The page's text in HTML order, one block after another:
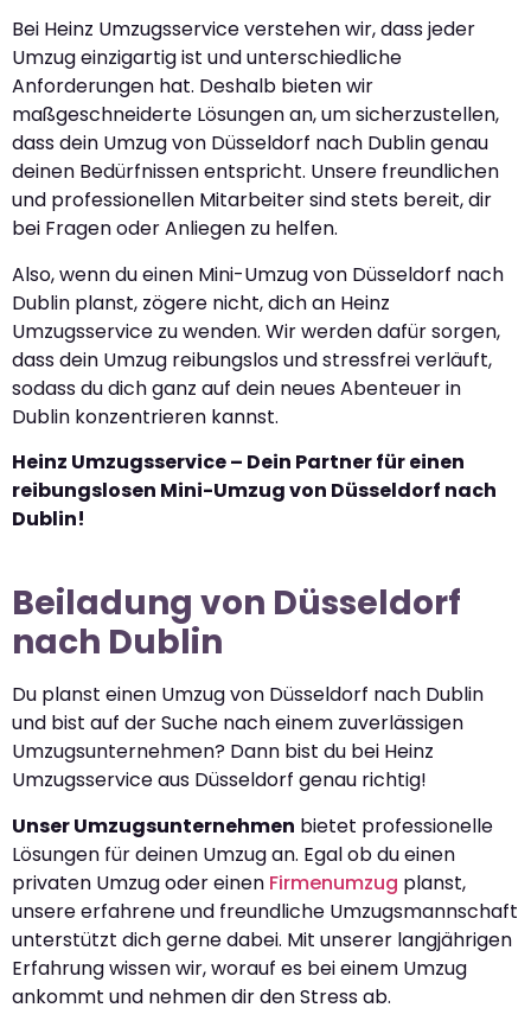
Bei Heinz Umzugsservice verstehen wir, dass jeder
Umzug einzigartig ist und unterschiedliche
Anforderungen hat. Deshalb bieten wir
maßgeschneiderte Lösungen an, um sicherzustellen,
dass dein Umzug von Düsseldorf nach Dublin genau
deinen Bedürfnissen entspricht. Unsere freundlichen
und professionellen Mitarbeiter sind stets bereit, dir
bei Fragen oder Anliegen zu helfen.
Also, wenn du einen Mini-Umzug von Düsseldorf nach
Dublin planst, zögere nicht, dich an Heinz
Umzugsservice zu wenden. Wir werden dafür sorgen,
dass dein Umzug reibungslos und stressfrei verläuft,
sodass du dich ganz auf dein neues Abenteuer in
Dublin konzentrieren kannst.
Heinz Umzugsservice – Dein Partner für einen
reibungslosen Mini-Umzug von Düsseldorf nach
Dublin!
Beiladung von Düsseldorf
nach Dublin
Du planst einen Umzug von Düsseldorf nach Dublin
und bist auf der Suche nach einem zuverlässigen
Umzugsunternehmen? Dann bist du bei Heinz
Umzugsservice aus Düsseldorf genau richtig!
Unser Umzugsunternehmen bietet professionelle
Lösungen für deinen Umzug an. Egal ob du einen
privaten Umzug oder einen Firmenumzug planst,
unsere erfahrene und freundliche Umzugsmannschaft
unterstützt dich gerne dabei. Mit unserer langjährigen
Erfahrung wissen wir, worauf es bei einem Umzug
ankommt und nehmen dir den Stress ab.